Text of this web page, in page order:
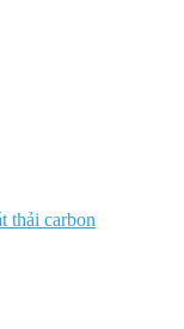
thải carbon